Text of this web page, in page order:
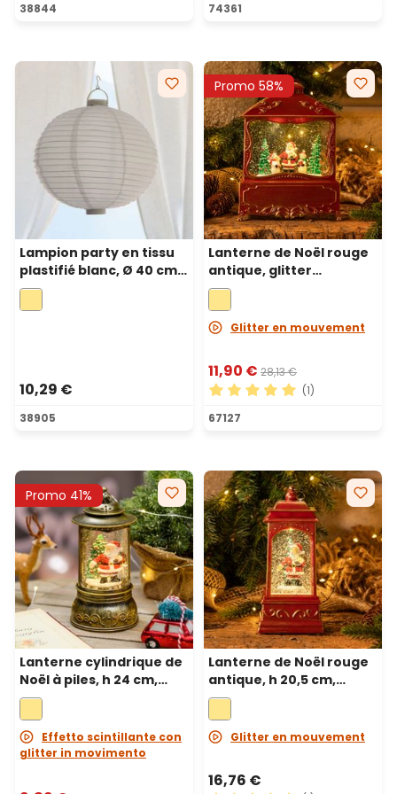
38844
74361
Lampion party en tissu
plastifié blanc, Ø 40 cm,
3 led blanc chaud
10,29 €
38905
Promo 58%
Lanterne de Noël rouge
antique, glitter
scintillant, h 27 cm, led
blanc chaud
Glitter en mouvement
11,90 € 28,13 €
Note moyenne de 5 sur 5
(1)
67127
Promo 41%
Lanterne cylindrique de
Noël à piles, h 24 cm,
glitter scintillant, led
blanc chaud
Effetto scintillante con
glitter in movimento
Lanterne de Noël rouge
antique, h 20,5 cm,
glitter scintillant, led
blanc chaud
Glitter en mouvement
16,76 €